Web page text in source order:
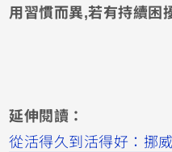
用習慣而異,若有持續困
延伸閱讀：
從活得久到活得好：挪